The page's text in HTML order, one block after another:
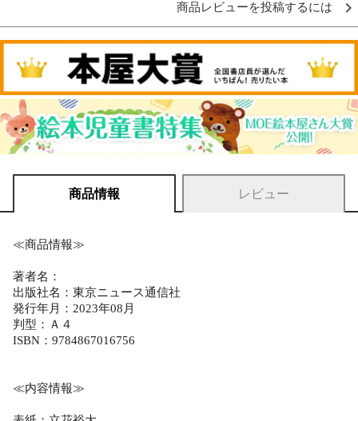
商品レビューを投稿するには
商品情報 レビュー
≪商品情報≫
著者名：
出版社名：東京ニュース通信社
発行年月：2023年08月
判型：Ａ４
ISBN：9784867016756
≪内容情報≫